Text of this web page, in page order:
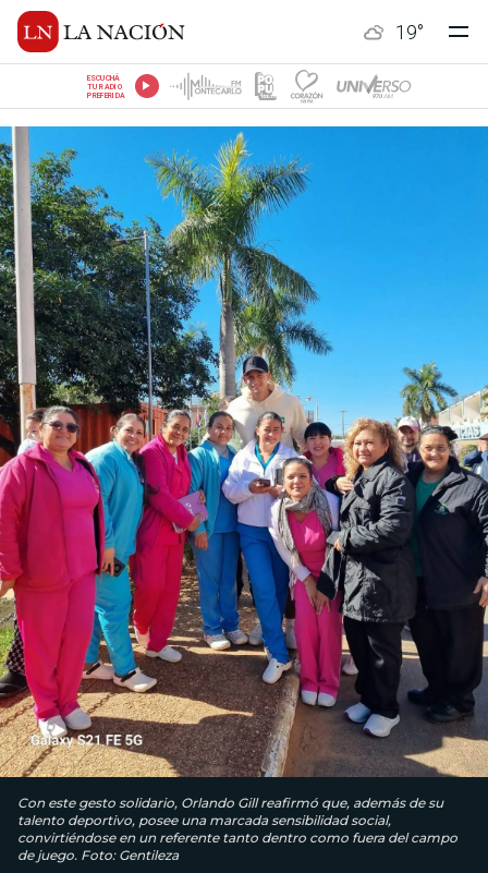
19°
ESCUCHÁ
TU RADIO
PREFERIDA
Con este gesto solidario, Orlando Gill reafirmó que, además de su
talento deportivo, posee una marcada sensibilidad social,
convirtiéndose en un referente tanto dentro como fuera del campo
de juego. Foto: Gentileza